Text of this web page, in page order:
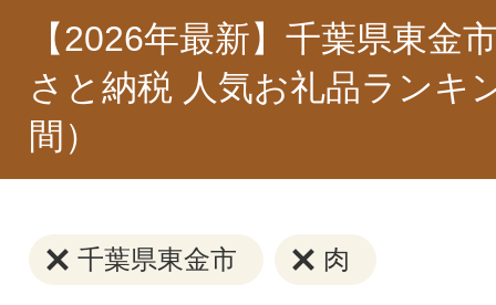
【2026年最新】千葉県東金
さと納税 人気お礼品ランキ
間）
千葉県東金市 肉